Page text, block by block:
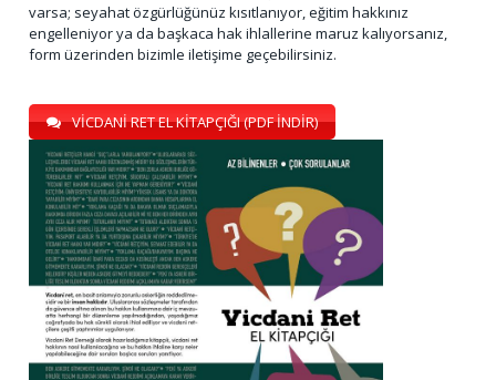
varsa; seyahat özgürlüğünüz kısıtlanıyor, eğitim hakkınız
engelleniyor ya da başkaca hak ihlallerine maruz kalıyorsanız,
form üzerinden bizimle iletişime geçebilirsiniz.
VİCDANİ RET EL KİTAPÇIĞI (PDF İNDİR)